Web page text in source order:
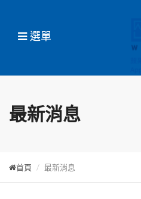
選單
最新消息
首頁 最新消息